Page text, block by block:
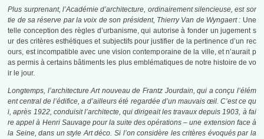
Plus surprenant, l’Académie d’architecture, ordinairement silencieuse, est sor
tie de sa réserve par la voix de son président, Thierry Van de Wyngaert : Une
telle conception des règles d’urbanisme, qui autorise à fonder un jugement s
ur des critères esthétiques et subjectifs pour justifier de la pertinence d’un rec
ours, est incompatible avec une vision contemporaine de la ville, et n’aurait p
as permis à certains bâtiments les plus emblématiques de notre histoire de vo
ir le jour.
Longtemps, l’architecture Art nouveau de Frantz Jourdain, qui a conçu l’élém
ent central de l’édifice, a d’ailleurs été regardée d’un mauvais œil. C’est ce qu
i, après 1922, conduisit l’architecte, qui dirigeait les travaux depuis 1903, à fai
re appel à Henri Sauvage pour la suite des opérations – une extension face à
la Seine, dans un style Art déco. Si l’on considère les critères évoqués par la